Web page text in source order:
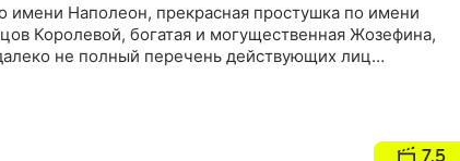
имени Наполеон, прекрасная простушка по имени
Королевой, богатая и могущественная Жозефина,
не полный перечень действующих лиц…
7.5